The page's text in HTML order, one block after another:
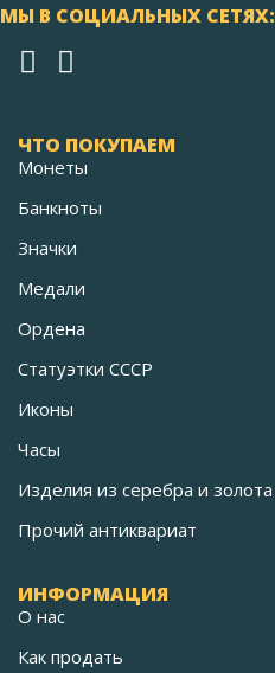
МЫ В СОЦИАЛЬНЫХ СЕТЯХ:
ЧТО ПОКУПАЕМ
Монеты
Банкноты
Значки
Медали
Ордена
Статуэтки СССР
Иконы
Часы
Изделия из серебра и золота
Прочий антиквариат
ИНФОРМАЦИЯ
О нас
Как продать